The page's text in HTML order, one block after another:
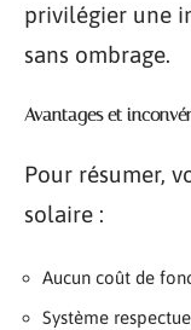
privilégier une
sans ombrage.
Avantages et
Pour résumer,
solaire :
Aucun coût de
Système